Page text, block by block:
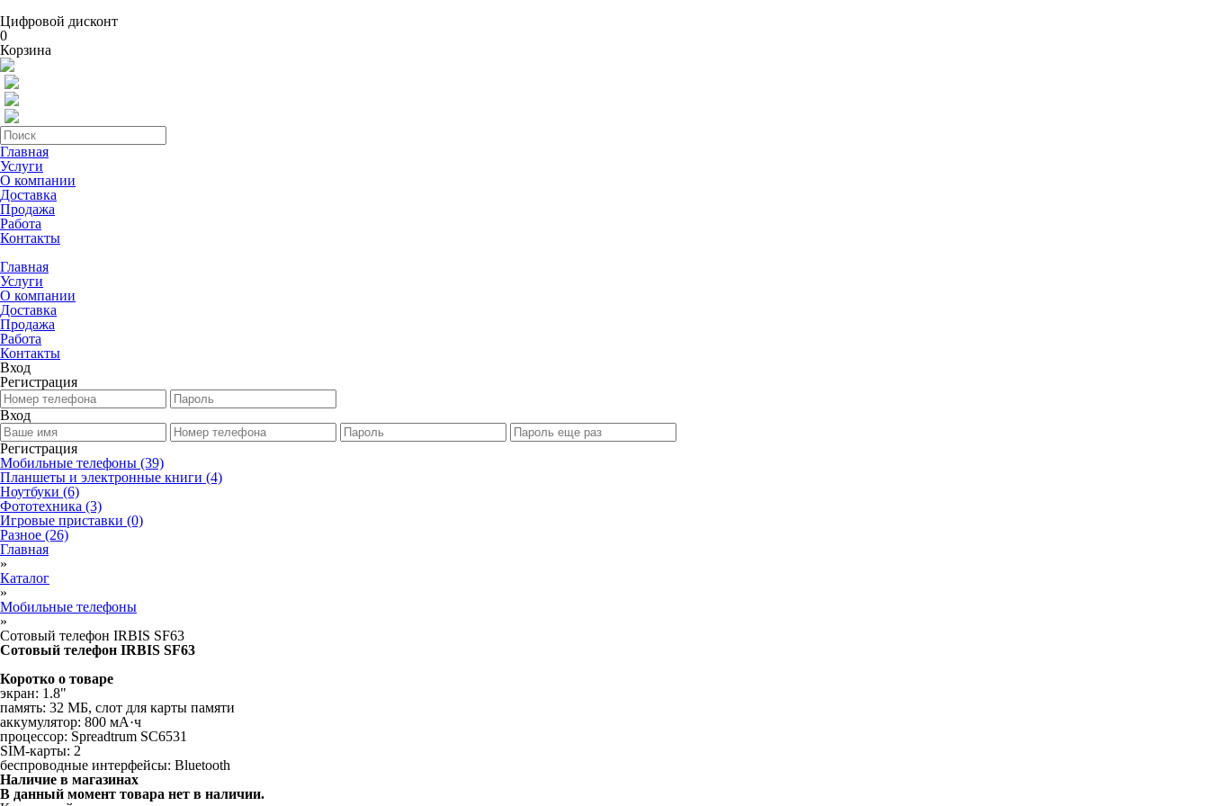
Цифровой дисконт
0
Корзина
Главная
Услуги
О компании
Доставка
Продажа
Работа
Контакты
Главная
Услуги
О компании
Доставка
Продажа
Работа
Контакты
Вход
Регистрация
Вход
Регистрация
Мобильные телефоны (39)
Планшеты и электронные книги (4)
Ноутбуки (6)
Фототехника (3)
Игровые приставки (0)
Разное (26)
Главная
»
Каталог
»
Мобильные телефоны
»
Сотовый телефон IRBIS SF63
Сотовый телефон IRBIS SF63
Коротко о товаре
экран: 1.8"
память: 32 МБ, слот для карты памяти
аккумулятор: 800 мА·ч
процессор: Spreadtrum SC6531
SIM-карты: 2
беспроводные интерфейсы: Bluetooth
Наличие в магазинах
В данный момент товара нет в наличии.